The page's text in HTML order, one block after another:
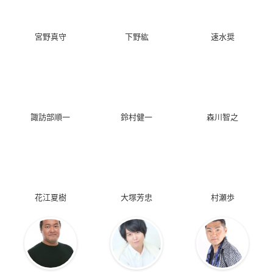
宮野真守 下野紘 速水奨
諏訪部順一 鈴村健一 森川智之
花江夏樹 大塚芳忠 村瀬歩